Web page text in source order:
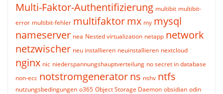
Multi-Faktor-Authentifizierung multibit multibit-
error multibit-fehler multifaktormx my mysql
nameserver nea Nested virtualization netapp network
netzwischer neu installieren neuinstallieren nextcloud
nginx nic niederspannungshauptverteilung no secret in database
non-ecc notstromgeneratorns nshv ntfs
nutzungsbedingungen o365 Object Storage Daemon obsidian odin